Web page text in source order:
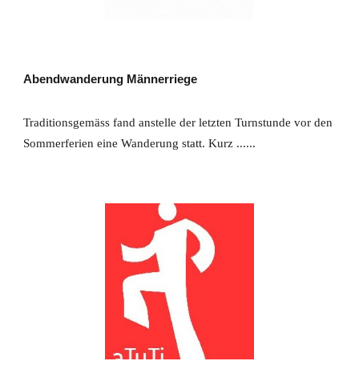
Abendwanderung Männerriege
Traditionsgemäss fand anstelle der letzten Turnstunde vor den
Sommerferien eine Wanderung statt. Kurz ......